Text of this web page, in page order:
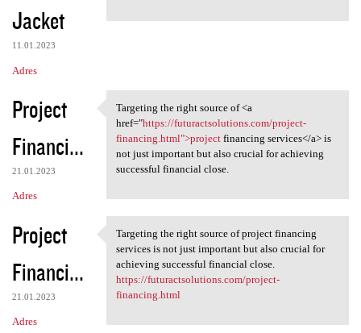
Jacket
11.01.2023
Adres
Project
Financi...
21.01.2023
Adres
Targeting the right source of
Targeting the right source of <a
href="https://futuractsolutions.com/project-
financing.html">projectfinancing services</a> is
not just important but also crucial for achieving
successful financial close.
Project
Financi...
21.01.2023
Adres
Targeting the right source of
Targeting the right source of project financing
services is not just important but also crucial for
achieving successful financial close.
https://futuractsolutions.com/project-
financing.html